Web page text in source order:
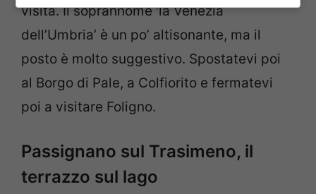
visita. Il soprannome ‘la Venezia
dell’Umbria’ è un po’ altisonante, ma il
posto è molto suggestivo. Spostatevi poi
al Borgo di Pale, a Colfiorito e fermatevi
poi a visitare Foligno.
Passignano sul Trasimeno, il
terrazzo sul lago